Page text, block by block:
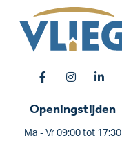
Openingstijden
Ma - Vr 09:00 tot 17:30